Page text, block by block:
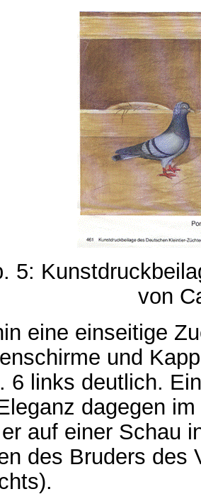
5:
von
eine einseitige
und
6 links deutlich.
dagegen
auf einer Schau
des Bruders des